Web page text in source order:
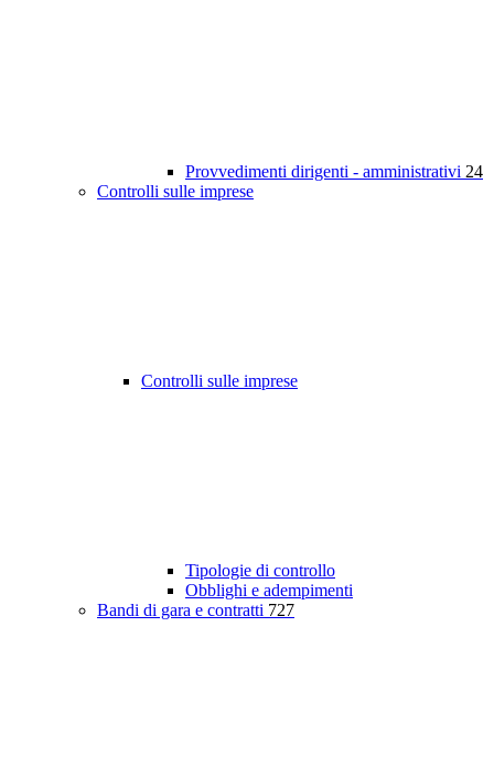
Provvedimenti dirigenti - amministrativi 24
Controlli sulle imprese
Controlli sulle imprese
Tipologie di controllo
Obblighi e adempimenti
Bandi di gara e contratti 727